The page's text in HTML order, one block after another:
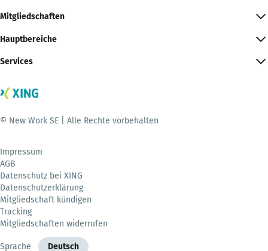
Mitgliedschaften
Hauptbereiche
Services
© New Work SE | Alle Rechte vorbehalten
Impressum
AGB
Datenschutz bei XING
Datenschutzerklärung
Mitgliedschaft kündigen
Tracking
Mitgliedschaften widerrufen
Sprache Deutsch